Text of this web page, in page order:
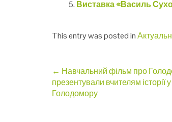
Виставка «Василь
This entry was posted in
Post
navigation
← Навчальний фільм про
презентували вчителям історії
Голодомору